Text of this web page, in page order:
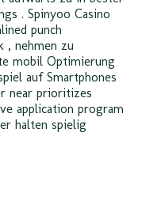
. Spinyoo Casino
punch
, nehmen zu
mobil Optimierung
auf Smartphones
near prioritizes
application program
halten spielig